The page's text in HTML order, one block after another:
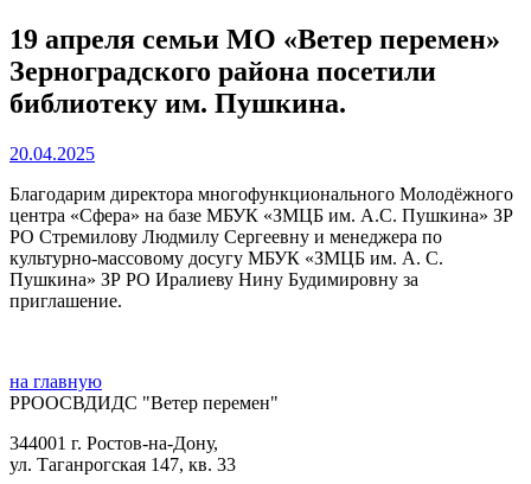
19 апреля семьи МО «Ветер перемен»
Зерноградского района посетили
библиотеку им. Пушкина.
20.04.2025
Благодарим директора многофункционального Молодёжного
центра «Сфера» на базе МБУК «ЗМЦБ им. А.С. Пушкина» ЗР
РО Стремилову Людмилу Сергеевну и менеджера по
культурно-массовому досугу МБУК «ЗМЦБ им. А. С.
Пушкина» ЗР РО Иралиеву Нину Будимировну за
приглашение.
на главную
РРООСВДИДС "Ветер перемен"
344001 г. Ростов-на-Дону,
ул. Таганрогская 147, кв. 33‍